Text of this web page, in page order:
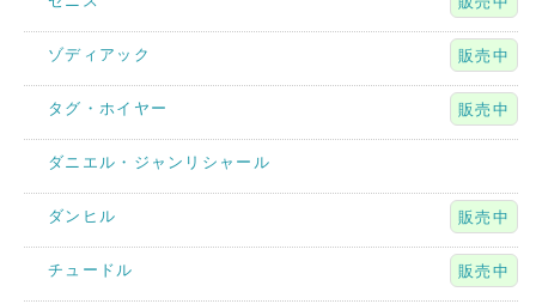
ゾディアック 販売中
タグ・ホイヤー 販売中
ダニエル・ジャンリシャール
ダンヒル 販売中
チュードル 販売中